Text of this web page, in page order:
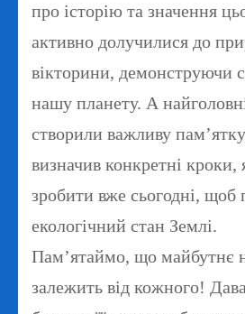
про історію та значення
активно долучилися до
вікторини, демонструючи
нашу планету. А
створили важливу
визначив конкретні
зробити вже сьогодні,
екологічний стан Землі.
Пам’ятаймо, що майбутнє
залежить від кожного!